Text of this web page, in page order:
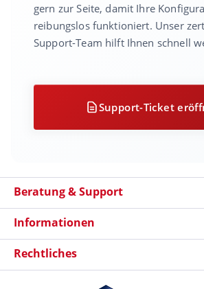
gern zur Seite, damit Ihre
reibungslos funktioniert. Unser
Support-Team hilft Ihnen schnell
Support-Ticket
Beratung & Support
Informationen
Rechtliches